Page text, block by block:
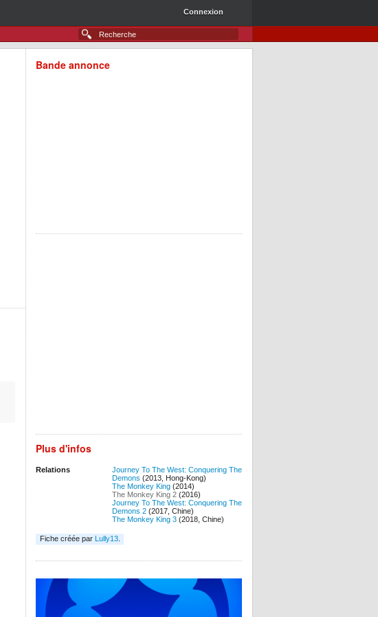
Connexion
Bande annonce
Plus d'infos
Relations
Journey To The West: Conquering The
Demons (2013, Hong-Kong)
The Monkey King (2014)
The Monkey King 2 (2016)
Journey To The West: Conquering The
Demons 2 (2017, Chine)
The Monkey King 3 (2018, Chine)
Fiche créée par Lully13.